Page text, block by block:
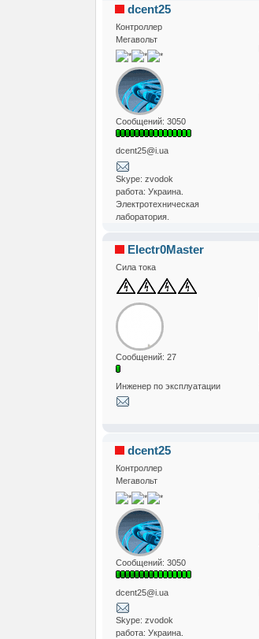
dcent25
Контроллер
Мегавольт
Сообщений: 3050
dcent25@i.ua
Skype: zvodok
работа: Украина.
Электротехническая
лаборатория.
Electr0Master
Сила тока
Сообщений: 27
Инженер по эксплуатации
dcent25
Контроллер
Мегавольт
Сообщений: 3050
dcent25@i.ua
Skype: zvodok
работа: Украина.